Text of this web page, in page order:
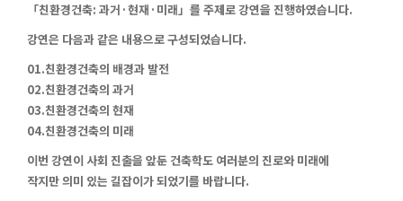
「친환경건축: 과거·현재·미래」를 주제로 강연을 진행하였습니다.
강연은 다음과 같은 내용으로 구성되었습니다.
01.친환경건축의 배경과 발전
02.친환경건축의 과거
03.친환경건축의 현재
04.친환경건축의 미래
이번 강연이 사회 진출을 앞둔 건축학도 여러분의 진로와 미래에
작지만 의미 있는 길잡이가 되었기를 바랍니다.